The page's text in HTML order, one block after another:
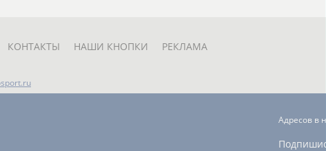
КОНТАКТЫ НАШИ КНОПКИ РЕКЛАМА
Адресов в